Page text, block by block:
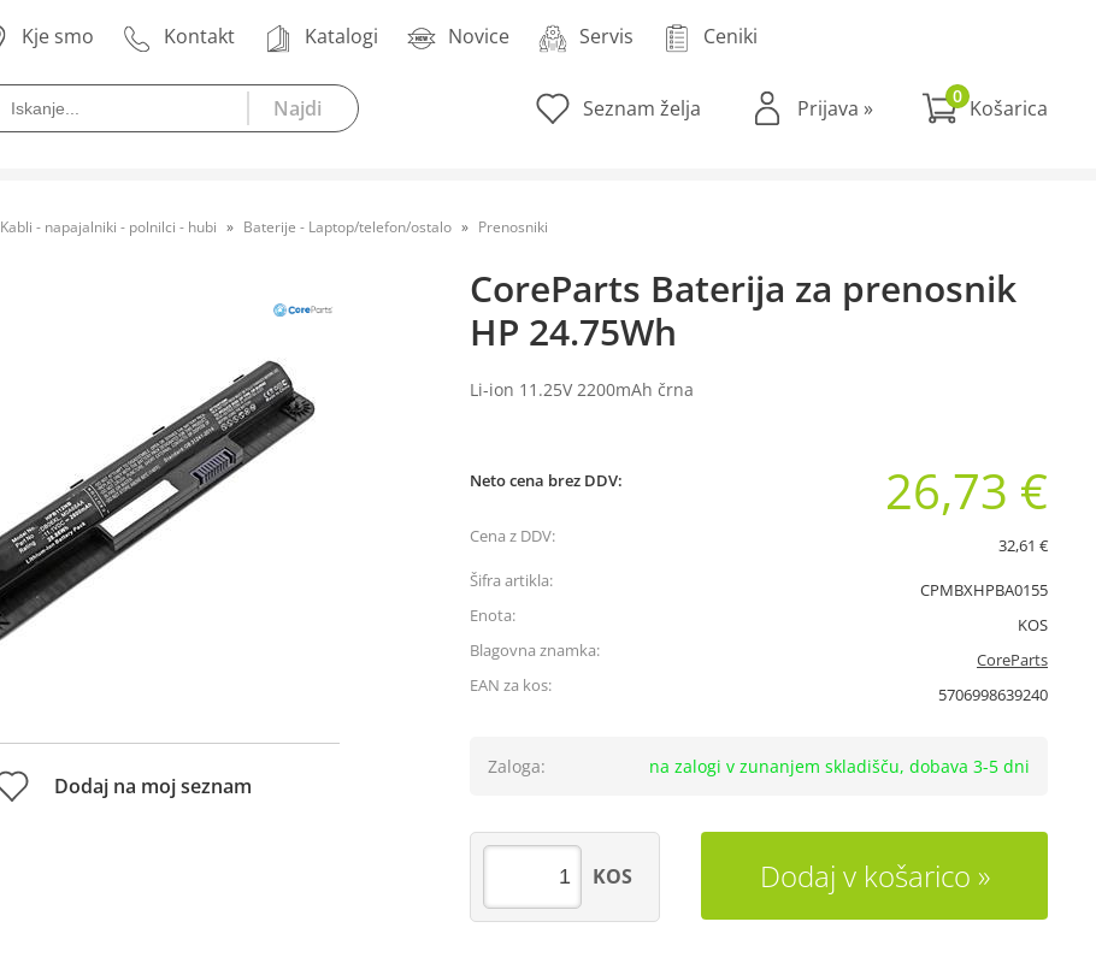
Kje smo Kontakt Katalogi Novice Servis Ceniki
Seznam želja Prijava » 0
Kabli - napajalniki - polnilci - hubi Baterije - Laptop/telefon/ostalo Prenosniki
CoreParts Baterija za prenosnik
HP 24.75Wh
Li-ion 11.25V 2200mAh črna
Dodaj na moj seznam
Neto cena brez DDV: 26,73 €
Cena z DDV:
32,61 €
Šifra artikla:
CPMBXHPBA0155
Enota:
KOS
Blagovna znamka:
CoreParts
EAN za kos:
5706998639240
Zaloga: na zalogi v zunanjem skladišču, dobava 3-5 dni
Dodaj v košarico
KOS